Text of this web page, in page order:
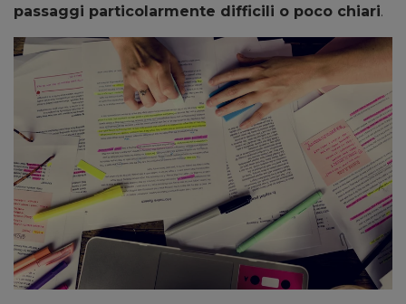
passaggi particolarmente difficili o poco chiari.